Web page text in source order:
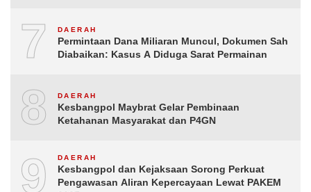
7 DAERAH
Permintaan Dana Miliaran Muncul, Dokumen Sah
Diabaikan: Kasus A Diduga Sarat Permainan
8 DAERAH
Kesbangpol Maybrat Gelar Pembinaan
Ketahanan Masyarakat dan P4GN
9 DAERAH
Kesbangpol dan Kejaksaan Sorong Perkuat
Pengawasan Aliran Kepercayaan Lewat PAKEM